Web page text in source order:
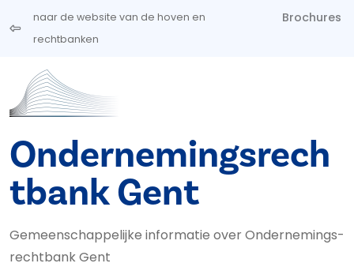
Overslaan en naar de inhoud gaan
naar de website van de hoven en
rechtbanken
Brochures
Ondernemingsrech
tbank Gent
Gemeenschappelijke informatie over Ondernemings­
rechtbank Gent